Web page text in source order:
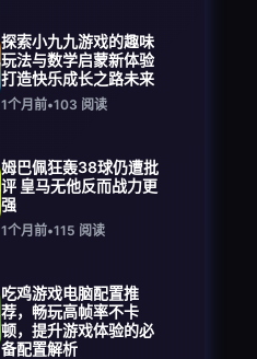
探索小九九游戏的趣味
玩法与数学启蒙新体验
打造快乐成长之路未来
1个月前•103 阅读
姆巴佩狂轰38球仍遭批
评 皇马无他反而战力更
强
1个月前•115 阅读
吃鸡游戏电脑配置推
荐，畅玩高帧率不卡
顿，提升游戏体验的必
备配置解析